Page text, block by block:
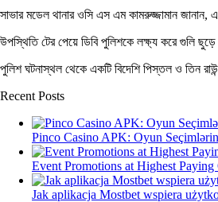
সাভার মডেল থানার ওসি এস এম কামরুজ্জামান জানান,
উপস্থিতি টের পেয়ে ডিবি পুলিশকে লক্ষ্য করে গুলি
পুলিশ ঘটনাস্থল থেকে একটি বিদেশি পিস্তল ও তিন
Recent Posts
Pinco Casino APK: Oyun
Event Promotions at Highest
Jak aplikacja Mostbet wspiera